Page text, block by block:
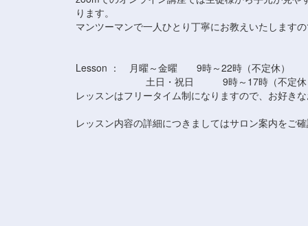
ります。
マンツーマンで一人ひとり丁寧にお教えいたします
Lesson ： 月曜～金曜 9時～22時（不定休）
土日・祝日 9時～17時（不定休
レッスンはフリータイム制になりますので、お好き
レッスン内容の詳細につきましてはサロン案内をご